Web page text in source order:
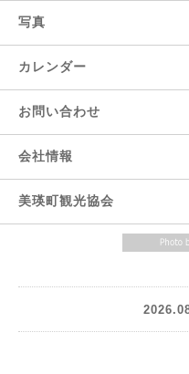
写真
カレンダー
お問い合わせ
会社情報
美瑛町観光協会